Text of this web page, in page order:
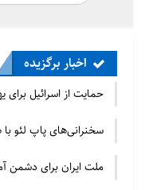
همراه داری، به این
داد. سپس امام به من
کرده ای، محروم
نیاز خواهی داشت.
اسماعیل می گوید:
اخبار برگزیده
حمایت از اسرائیل
سخنرانی‌های پاپ لئو
ملت ایران برای دشمن